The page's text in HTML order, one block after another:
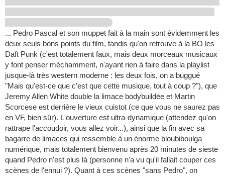
... Pedro Pascal et son muppet fait à la main sont évidemment les
deux seuls bons points du film, tandis qu'on retrouve à la BO les
Daft Punk (c'est totalement faux, mais deux morceaux musicaux
y font penser méchamment, n'ayant rien à faire dans la playlist
jusque-là très western moderne : les deux fois, on a buggué
"Mais qu'est-ce que c'est que cette musique, tout à coup ?"), que
Jeremy Allen White double la limace bodybuildée et Martin
Scorcese est derrière le vieux cuistot (ce que vous ne saurez pas
en VF, bien sûr). L'ouverture est ultra-dynamique (attendez qu'on
rattrape l'accoudoir, vous allez voir...), ainsi que la fin avec sa
bagarre de limaces qui ressemble à un énorme bloubiboulga
numérique, mais totalement bienvenu après 20 minutes de sieste
quand Pedro n'est plus là (personne n'a vu qu'il fallait couper ces
scènes de l'ennui ?). Quant à ces scènes "sans Pedro", on